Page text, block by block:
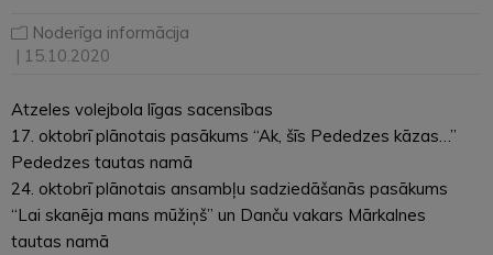
Noderīga informācija
| 15.10.2020
Atzeles volejbola līgas sacensības
17. oktobrī plānotais pasākums “Ak, šīs Pededzes kāzas…”
Pededzes tautas namā
24. oktobrī plānotais ansambļu sadziedāšanās pasākums
“Lai skanēja mans mūžiņš” un Danču vakars Mārkalnes
tautas namā